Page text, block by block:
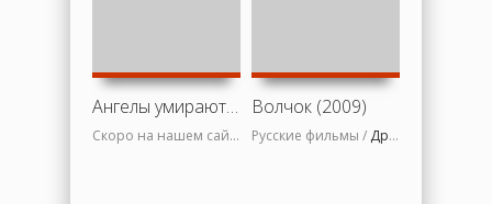
Ангелы умирают дважды (2020)
Скоро на нашем сайте
Волчок (2009)
Русские фильмы / Драмы